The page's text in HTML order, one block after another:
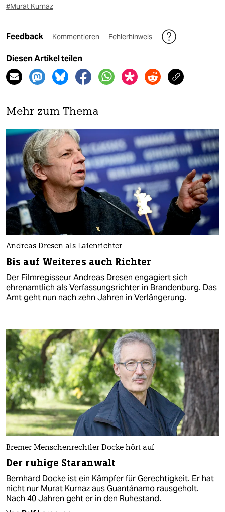
#Murat Kurnaz
Feedback Kommentieren Fehlerhinweis
Diesen Artikel teilen
Mehr zum Thema
Andreas Dresen als Laienrichter
Bis auf Weiteres auch Richter
Der Filmregisseur Andreas Dresen engagiert sich
ehrenamtlich als Verfassungsrichter in Brandenburg. Das
Amt geht nun nach zehn Jahren in Verlängerung.
Bremer Menschenrechtler Docke hört auf
Der ruhige Staranwalt
Bernhard Docke ist ein Kämpfer für Gerechtigkeit. Er hat
nicht nur Murat Kurnaz aus Guantánamo rausgeholt.
Nach 40 Jahren geht er in den Ruhestand.